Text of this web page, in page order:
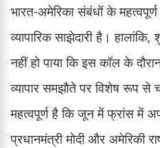
भारत-अमेरिका संबंधों के
व्यापारिक साझेदारी है।
नहीं हो पाया कि इस कॉल के
व्यापार समझौते पर विशेष रूप से
महत्वपूर्ण है कि जून में फ्रांस में
प्रधानमंत्री मोदी और अमेरिकी